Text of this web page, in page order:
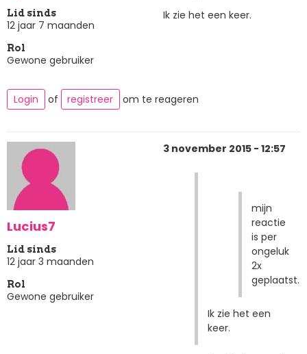
Lid sinds
12 jaar 7 maanden
Rol
Gewone gebruiker
Ik zie het een keer.
Login of registreer om te reageren
Lucius7
Lid sinds
12 jaar 3 maanden
Rol
Gewone gebruiker
3 november 2015 - 12:57
mijn
reactie
is per
ongeluk
2x
geplaatst.
Ik zie het een
keer.